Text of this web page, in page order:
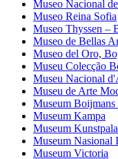
Museo Nacional
Museo Reina Sofia
Museo Thyssen –
Museo de Bellas
Museo del Oro,
Museu Colecção
Museu Nacional
Museu de Arte
Museum Boijmans
Museum Kampa
Museum
Museum Nasional
Museum Victoria